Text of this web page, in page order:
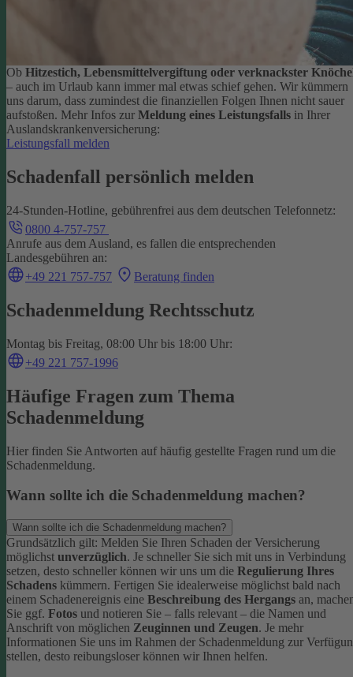
Ob Hitzestich, Lebensmittelvergiftung oder verknackster
– auch im Urlaub kann immer mal etwas schief gehen. Wir kümmern
uns darum, dass zumindest die finanziellen Folgen Ihnen nicht sauer
aufstoßen. Mehr Infos zur Meldung eines Leistungsfalls in Ihrer
Auslandskrankenversicherung:
Leistungsfall melden
Schadenfall persönlich melden
24-Stunden-Hotline, gebührenfrei aus dem deutschen Telefonnetz:
0800 4-757-757
Anrufe aus dem Ausland, es fallen die entsprechenden
Landesgebühren an:
+49 221 757-757
Beratung finden
Schadenmeldung Rechtsschutz
Montag bis Freitag, 08:00 Uhr bis 18:00 Uhr:
+49 221 757-1996
Häufige Fragen zum Thema
Schadenmeldung
Hier finden Sie Antworten auf häufig gestellte Fragen rund um die
Schadenmeldung.
Wann sollte ich die Schadenmeldung machen?
Wann sollte ich die Schadenmeldung machen?
Grundsätzlich gilt: Melden Sie Ihren Schaden der Versicherung
möglichst unverzüglich. Je schneller Sie sich mit uns in Verbindung
setzen, desto schneller können wir uns um die Regulierung Ihres
Schadens kümmern. Fertigen Sie idealerweise möglichst bald nach
einem Schadenereignis eine Beschreibung des Hergangs an,
Sie ggf. Fotos und notieren Sie – falls relevant – die Namen und
Anschrift von möglichen Zeuginnen und Zeugen. Je mehr
Informationen Sie uns im Rahmen der Schadenmeldung zur
stellen, desto reibungsloser können wir Ihnen helfen.